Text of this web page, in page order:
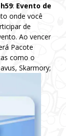
: Evento de
onde você
de
Ao vencer
Pacote
como o
Skarmory;